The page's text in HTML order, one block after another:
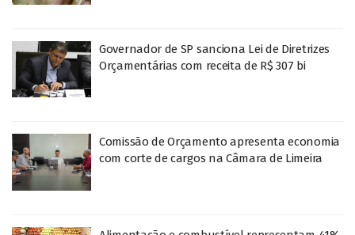
Governador de SP sanciona Lei de Diretrizes
Orçamentárias com receita de R$ 307 bi
Comissão de Orçamento apresenta economia
com corte de cargos na Câmara de Limeira